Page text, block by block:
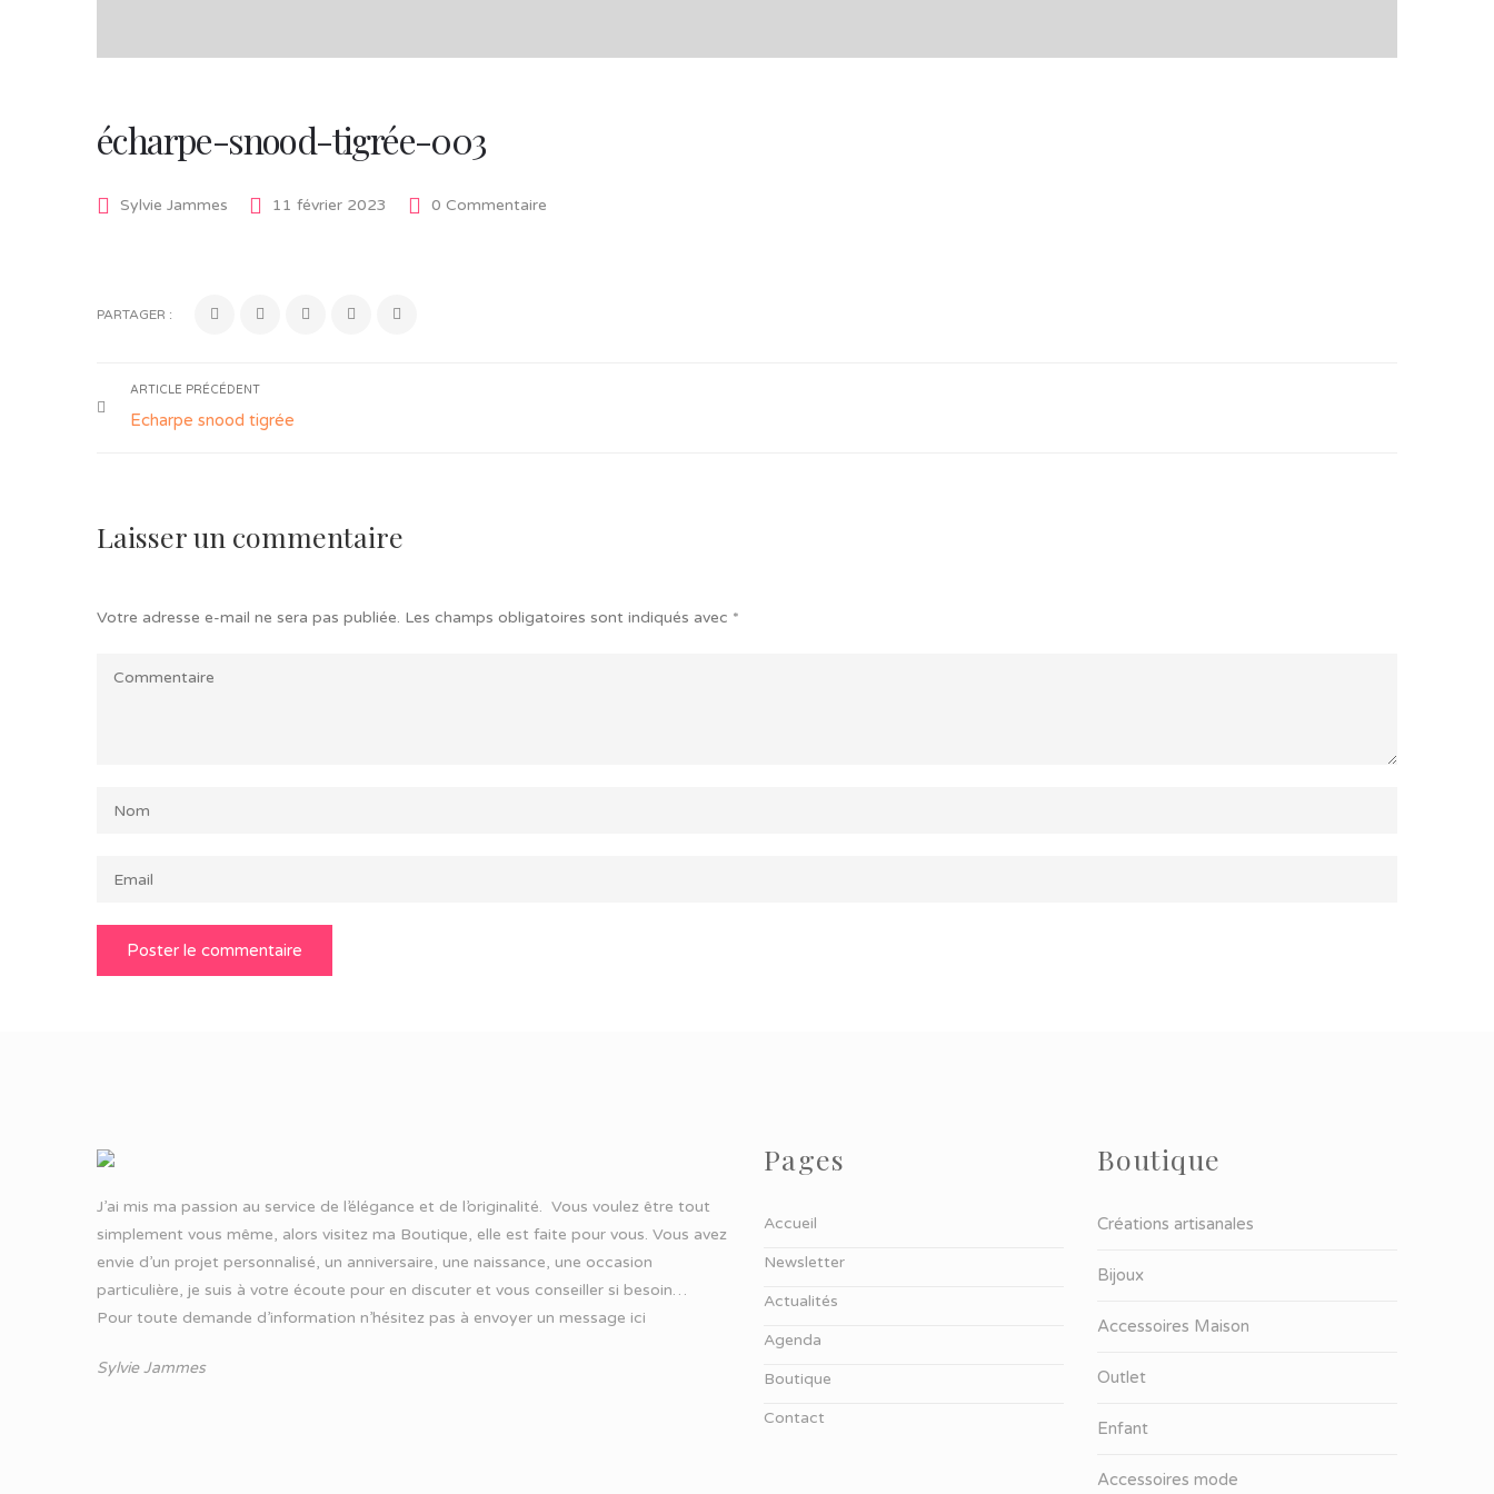
écharpe-snood-tigrée-003
Sylvie Jammes 11 février 2023 0 Commentaire
PARTAGER :
ARTICLE PRÉCÉDENT
Echarpe snood tigrée
Laisser un commentaire
Votre adresse e-mail ne sera pas publiée. Les champs obligatoires sont indiqués avec *
J’ai mis ma passion au service de l’élégance et de l’originalité. Vous voulez être tout
simplement vous même, alors visitez ma Boutique, elle est faite pour vous. Vous avez
envie d’un projet personnalisé, un anniversaire, une naissance, une occasion
particulière, je suis à votre écoute pour en discuter et vous conseiller si besoin…
Pour toute demande d’information n’hésitez pas à envoyer un message ici
Sylvie Jammes
Pages
Accueil
Newsletter
Actualités
Agenda
Boutique
Contact
Boutique
Créations artisanales
Bijoux
Accessoires Maison
Outlet
Enfant
Accessoires mode